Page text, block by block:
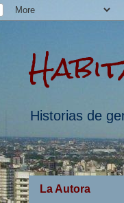
Historias de
La Autora